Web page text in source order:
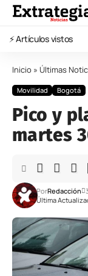
⚡️ Artículos vistos
Inicio » Últimas
Movilidad Bogotá
Pico y
martes
Última
PorRedacción